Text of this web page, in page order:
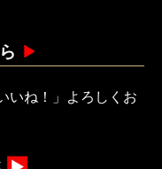
いね！」よろしくお